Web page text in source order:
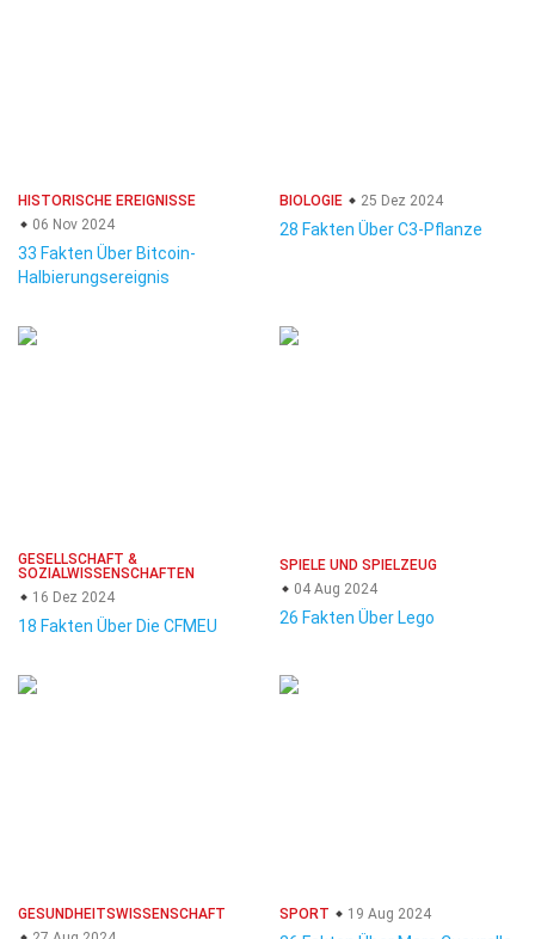
HISTORISCHE EREIGNISSE
06 Nov 2024
33 Fakten Über Bitcoin-
Halbierungsereignis
BIOLOGIE 25 Dez 2024
28 Fakten Über C3-Pflanze
GESELLSCHAFT &
SOZIALWISSENSCHAFTEN
16 Dez 2024
18 Fakten Über Die CFMEU
SPIELE UND SPIELZEUG
04 Aug 2024
26 Fakten Über Lego
GESUNDHEITSWISSENSCHAFT
SPORT 19 Aug 2024